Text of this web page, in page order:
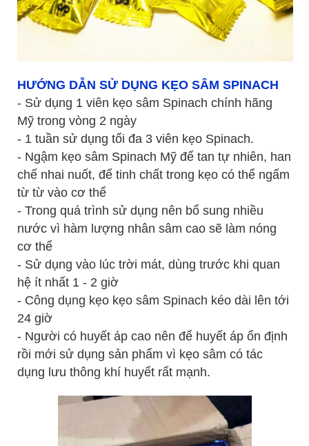
HƯỚNG DẪN SỬ DỤNG KẸO SÂM SPINACH
- Sử dụng 1 viên kẹo sâm Spinach chính hãng
Mỹ trong vòng 2 ngày
- 1 tuần sử dụng tối đa 3 viên kẹo Spinach.
- Ngậm kẹo sâm Spinach Mỹ để tan tự nhiên, han
chế nhai nuốt, để tinh chất trong kẹo có thể ngấm
từ từ vào cơ thể
- Trong quá trình sử dụng nên bổ sung nhiều
nước vì hàm lượng nhân sâm cao sẽ làm nóng
cơ thể
- Sử dụng vào lúc trời mát, dùng trước khi quan
hệ ít nhất 1 - 2 giờ
- Công dụng kẹo kẹo sâm Spinach kéo dài lên tới
24 giờ
- Người có huyết áp cao nên để huyết áp ổn định
rồi mới sử dụng sản phẩm vì kẹo sâm có tác
dụng lưu thông khí huyết rất mạnh.